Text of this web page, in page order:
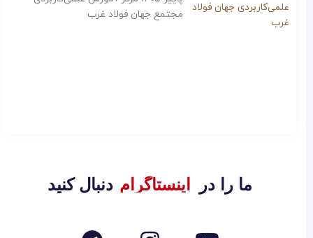
مجتمع جهان فولاد غرب
ما را در اینستاگرام دنبال کنید
Y
I
T